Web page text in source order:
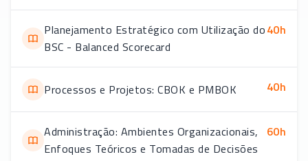
Planejamento Estratégico com Utilização do
BSC - Balanced Scorecard
40h
Processos e Projetos: CBOK e PMBOK 40h
Administração: Ambientes Organizacionais,
Enfoques Teóricos e Tomadas de Decisões
60h